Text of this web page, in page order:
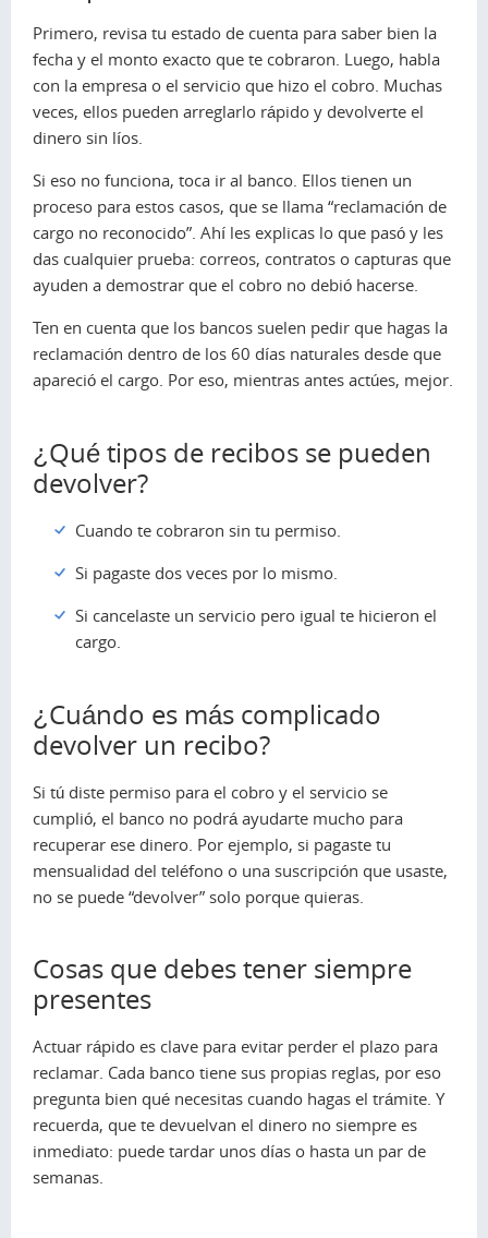
Primero, revisa tu estado de cuenta para saber bien la
fecha y el monto exacto que te cobraron. Luego, habla
con la empresa o el servicio que hizo el cobro. Muchas
veces, ellos pueden arreglarlo rápido y devolverte el
dinero sin líos.
Si eso no funciona, toca ir al banco. Ellos tienen un
proceso para estos casos, que se llama “reclamación de
cargo no reconocido”. Ahí les explicas lo que pasó y les
das cualquier prueba: correos, contratos o capturas que
ayuden a demostrar que el cobro no debió hacerse.
Ten en cuenta que los bancos suelen pedir que hagas la
reclamación dentro de los 60 días naturales desde que
apareció el cargo. Por eso, mientras antes actúes, mejor.
¿Qué tipos de recibos se pueden
devolver?
Cuando te cobraron sin tu permiso.
Si pagaste dos veces por lo mismo.
Si cancelaste un servicio pero igual te hicieron el
cargo.
¿Cuándo es más complicado
devolver un recibo?
Si tú diste permiso para el cobro y el servicio se
cumplió, el banco no podrá ayudarte mucho para
recuperar ese dinero. Por ejemplo, si pagaste tu
mensualidad del teléfono o una suscripción que usaste,
no se puede “devolver” solo porque quieras.
Cosas que debes tener siempre
presentes
Actuar rápido es clave para evitar perder el plazo para
reclamar. Cada banco tiene sus propias reglas, por eso
pregunta bien qué necesitas cuando hagas el trámite. Y
recuerda, que te devuelvan el dinero no siempre es
inmediato: puede tardar unos días o hasta un par de
semanas.